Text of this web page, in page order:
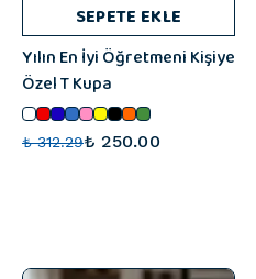
SEPETE EKLE
Yılın En İyi Öğretmeni Kişiye
Özel T Kupa
₺ 312.29₺ 250.00